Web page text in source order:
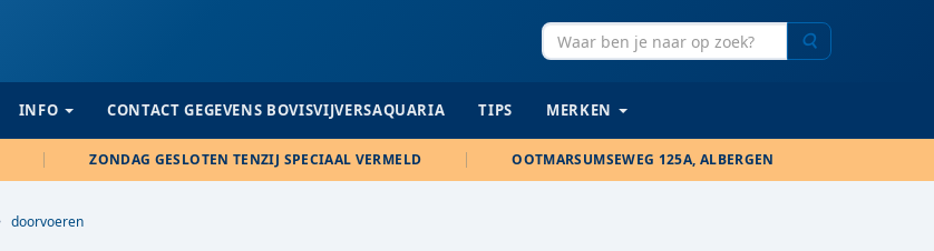
INFO CONTACT GEGEVENS BOVISVIJVERSAQUARIA TIPS MERKEN
ZONDAG GESLOTEN TENZIJ SPECIAAL VERMELD OOTMARSUMSEWEG 125A, ALBERGEN
doorvoeren